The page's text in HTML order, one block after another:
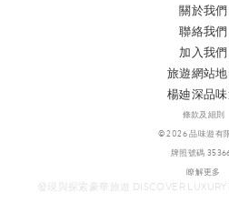
關於我們
聯絡我們
加入我們
旅遊網站
楊廸深品
條款及細則
© 2026 品味遊有
牌照號碼
瞭解更多
發現與探索豪華旅遊 DISCOVER